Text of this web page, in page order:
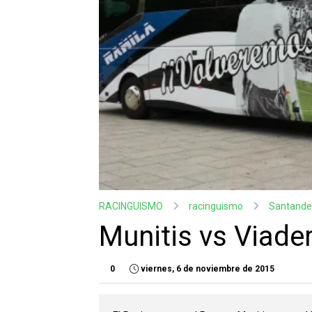
RACINGUISMO racinguismo
Munitis vs
0 viernes, 6 de noviembre de 2015